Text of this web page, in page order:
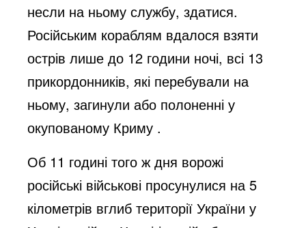
несли на ньому службу, здатися.
Російським кораблям вдалося взяти
острів лише до 12 години ночі, всі 13
прикордонників, які перебували на
ньому, загинули або полоненні у
окупованому Криму .
Об 11 годині того ж дня ворожі
російські військові просунулися на 5
кілометрів вглиб території України у